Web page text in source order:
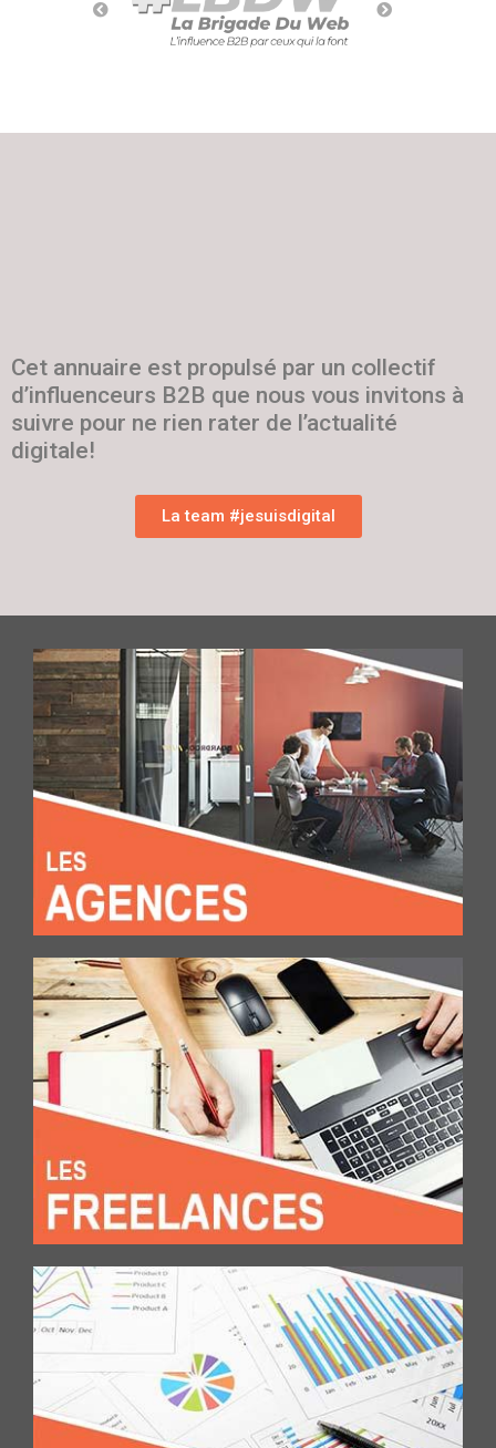
Cet annuaire est propulsé par un collectif
d’influenceurs B2B que nous vous invitons à
suivre pour ne rien rater de l’actualité
digitale!
La team #jesuisdigital